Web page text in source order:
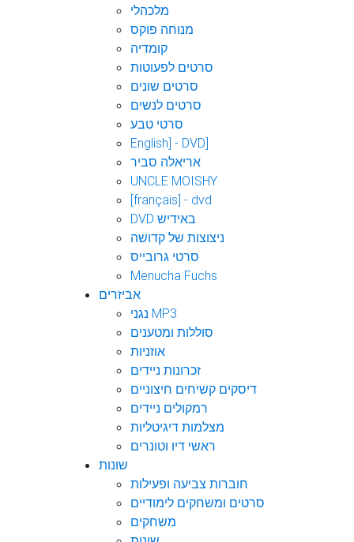
מלכהלי
מנוחה פוקס
קומדיה
סרטים לפעוטות
סרטים שונים
סרטים לנשים
סרטי טבע
English] - DVD]
אריאלה סביר
UNCLE MOISHY
[français] - dvd
DVD באידיש
ניצוצות של קדושה
סרטי גרובייס
Menucha Fuchs
אביזרים
נגני MP3
סוללות ומטענים
אוזניות
זכרונות ניידים
דיסקים קשיחים חיצוניים
רמקולים ניידים
מצלמות דיגיטליות
ראשי דיו וטונרים
שונות
חוברות צביעה ופעילות
סרטים ומשחקים לימודיים
משחקים